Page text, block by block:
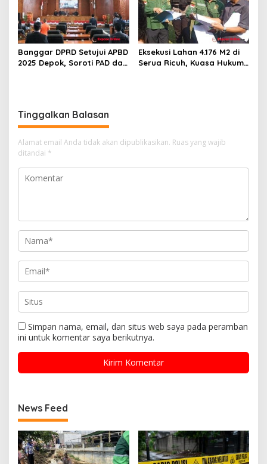
Banggar DPRD Setujui APBD
2025 Depok, Soroti PAD dan
Eksekusi Lahan 4.176 M2 di
Serua Ricuh, Kuasa Hukum
Tinggalkan Balasan
Alamat email Anda tidak akan dipublikasikan. Ruas yang wajib
ditandai *
Simpan nama, email, dan situs web saya pada peramban
ini untuk komentar saya berikutnya.
News Feed